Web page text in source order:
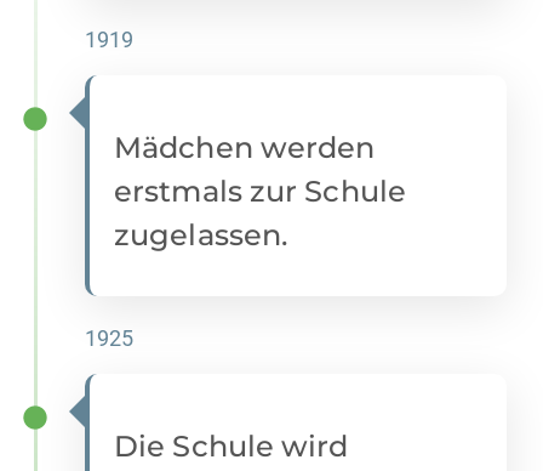
1919
Mädchen werden
erstmals zur Schule
zugelassen.
1925
Die Schule wird